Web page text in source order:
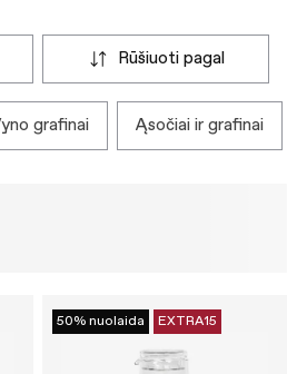
rūšiuoti pagal
vyno grafinai ąsočiai ir grafinai
50% nuolaida EXTRA15